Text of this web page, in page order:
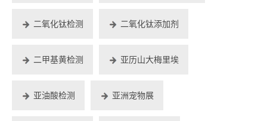
二氧化钛检测 二氧化钛添加剂
二甲基黄检测 亚历山大梅里埃
亚油酸检测 亚洲宠物展